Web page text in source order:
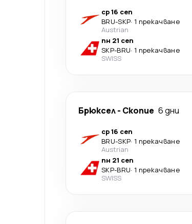
ср 16 сеп
BRU-SKP· 1 прекачване
Austrian
пн 21 сеп
SKP-BRU· 1 прекачване
SWISS
Брюксел- Скопие 6 дни
ср 16 сеп
BRU-SKP· 1 прекачване
Austrian
пн 21 сеп
SKP-BRU· 1 прекачване
SWISS